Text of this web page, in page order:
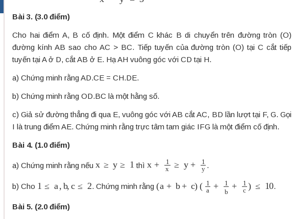
Bài 3. (3.0 điểm)
Cho hai điểm A, B cố định. Một điểm C khác B di chuyển trên đường tròn (O)
đường kính AB sao cho AC > BC. Tiếp tuyến của đường tròn (O) tại C cắt tiếp
tuyến tại A ở D, cắt AB ở E. Hạ AH vuông góc với CD tại H.
a) Chứng minh rằng AD.CE = CH.DE.
b) Chứng minh rằng OD.BC là một hằng số.
c) Giả sử đường thẳng đi qua E, vuông góc với AB cắt AC, BD lần lượt tại F, G. Gọi
I là trung điểm AE. Chứng minh rằng trực tâm tam giác IFG là một điểm cố định.
Bài 4. (1.0 điểm)
a) Chứng minh rằng nếu thì + x≥
b) Cho 1 c . Chứng minh rằng (a + + c 1a+1 b 1 ) 10 .
Bài 5. (2.0 điểm)